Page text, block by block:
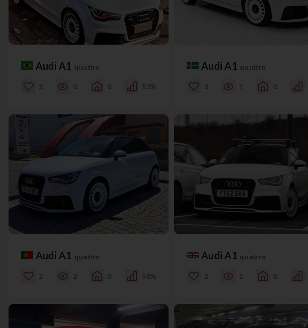
Audi A1 quattro
3 0 0 53%
Audi A1 quattro
3 1 0
Audi A1 quattro
2 2 0 50%
Audi A1 quattro
2 1 0